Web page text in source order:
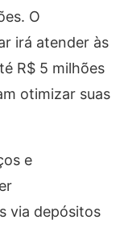
O
irá atender às
R$ 5 milhões
otimizar suas
e
via depósitos